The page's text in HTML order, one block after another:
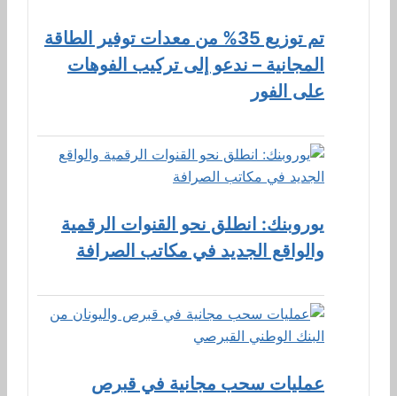
تم توزيع 35% من معدات توفير الطاقة
المجانية – ندعو إلى تركيب الفوهات
على الفور
يوروبنك: انطلق نحو القنوات الرقمية
والواقع الجديد في مكاتب الصرافة
عمليات سحب مجانية في قبرص